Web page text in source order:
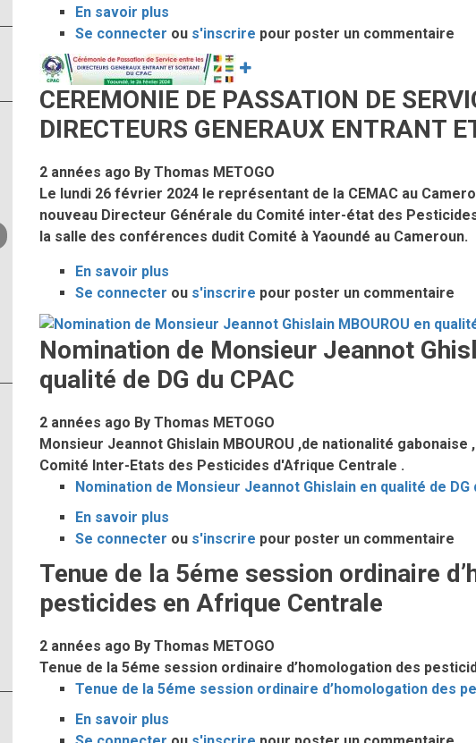
2024
dans
tous
les
pays
de
En savoir plus
PLAN
STRATEGIQUE
DECENNAL
DU
PRASAC
:
CPAC
BIEN
REPRESENTE
VALIDATION
Se connecter ou s'inscrire pour poster un commentaire
Image
CEREMONIE DE PASSATION DE
DIRECTEURS GENERAUX ENTRANT
2 années ago By Thomas METOGO
Le lundi 26 février 2024 le représentant de la CEMAC au
nouveau Directeur Générale du Comité inter-état des
la salle des conférences dudit Comité à Yaoundé au Cameroun.
En savoir plus
CEREMONIE
PASSATION
DE
SERVICE
LES
DIRECTEURS
GENERAUX
ENTRANT
SORTANT
Se connecter ou s'inscrire pour poster un commentaire
Image
Nomination de Monsieur Jeannot
qualité de DG du CPAC
2 années ago By Thomas METOGO
Monsieur Jeannot Ghislain MBOUROU ,de nationalité
Comité Inter-Etats des Pesticides d'Afrique Centrale .
Nomination de Monsieur Jeannot Ghislain en qualité de DG
En savoir plus
Nomination
de
Monsieur
Jeannot
MBOUROU
en
qualité
Se connecter ou s'inscrire pour poster un commentaire
Tenue de la 5éme session ordinaire
pesticides en Afrique Centrale
2 années ago By Thomas METOGO
Tenue de la 5éme session ordinaire d’homologation des
Tenue de la 5éme session ordinaire d’homologation des
En savoir plus